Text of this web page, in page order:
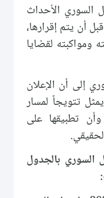
السوري الأحداث
أن يتم إقرارها،
ومواكبته لقضايا
إلى أن الإعلان
تتويجاً لمسار
تطبيقها على
السوري بالجدول